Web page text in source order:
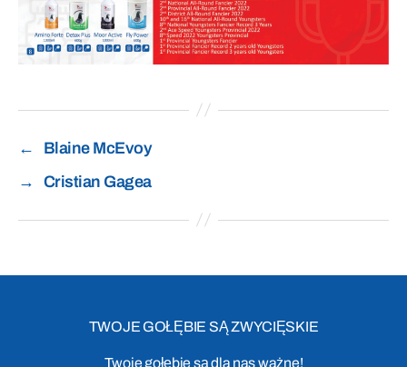
←
Blaine McEvoy
→
Cristian Gagea
TWOJE GOŁĘBIE SĄ ZWYCIĘSKIE
Twoje gołębie są dla nas ważne!